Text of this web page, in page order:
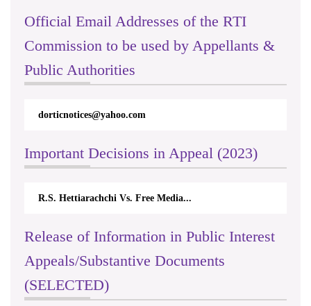
Official Email Addresses of the RTI
Commission to be used by Appellants &
Public Authorities
dorticnotices@yahoo.com
Important Decisions in Appeal (2023)
R.S. Hettiarachchi Vs. Free Media...
Release of Information in Public Interest
Appeals/Substantive Documents
(SELECTED)